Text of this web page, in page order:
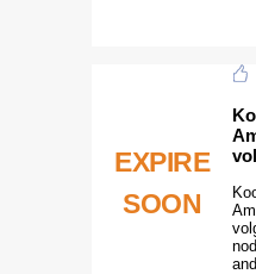
EXPIRE
SOON